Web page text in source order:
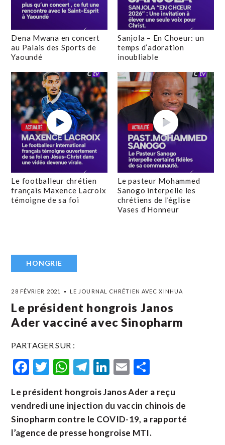
Dena Mwana en concert
au Palais des Sports de
Yaoundé
Sanjola – En Choeur: un
temps d’adoration
inoubliable
Le footballeur chrétien
français Maxence Lacroix
témoigne de sa foi
Le pasteur Mohammed
Sanogo interpelle les
chrétiens de l’église
Vases d’Honneur
HONGRIE
28 FÉVRIER 2021 LE JOURNAL CHRÉTIEN AVEC XINHUA
Le président hongrois Janos
Ader vacciné avec Sinopharm
PARTAGER SUR :
Facebook
Twitter
WhatsApp
Telegram
LinkedIn
Email
Le président hongrois Janos Ader a reçu
vendredi une injection du vaccin chinois de
Sinopharm contre le COVID-19, a rapporté
l’agence de presse hongroise MTI.